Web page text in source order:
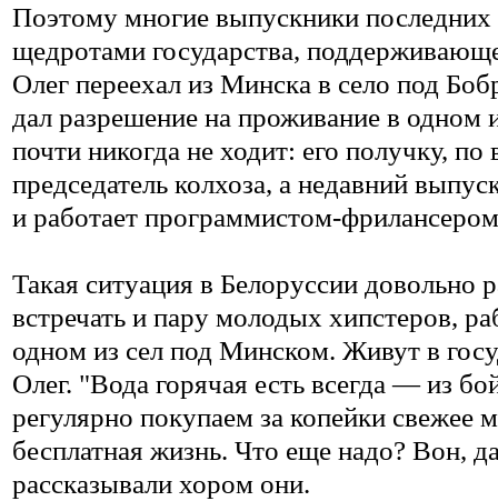
Поэтому многие выпускники последних
щедротами государства,
Олег переехал из Минска в село под
дал разрешение на проживание в одном
почти никогда не ходит: его получку,
председатель колхоза, а недавний
и работает программистом-
Такая ситуация в Белоруссии довольно
встречать и пару молодых хипстеров,
одном из сел под Минском. Живут в
Олег. "Вода горячая есть всегда — из
регулярно покупаем за копейки
бесплатная жизнь. Что еще надо? Вон,
рассказывали хором они.